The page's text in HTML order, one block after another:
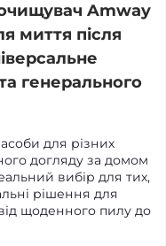
Amway
миття після
генерального
для різних
догляду за домом
вибір для тих,
рішення для
щоденного пилу до